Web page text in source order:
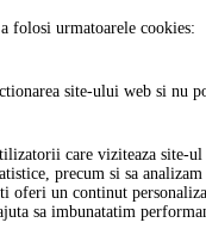
folosi urmatoarele cookies:
site-ului web si nu
care viziteaza site-ul
precum si sa
oferi un continut
sa imbunatatim